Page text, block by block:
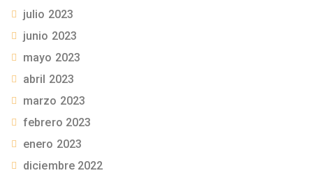
julio 2023
junio 2023
mayo 2023
abril 2023
marzo 2023
febrero 2023
enero 2023
diciembre 2022